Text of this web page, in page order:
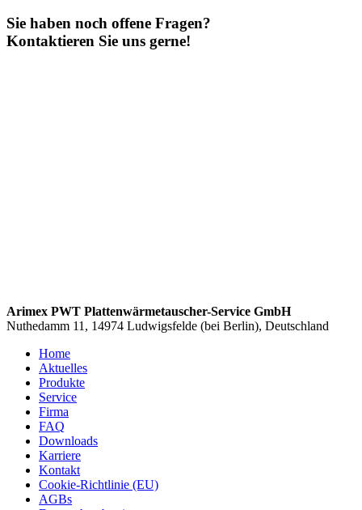
Sie haben noch offene Fragen?
Kontaktieren Sie uns gerne!
Arimex PWT Plattenwärmetauscher-Service GmbH
Nuthedamm 11, 14974 Ludwigsfelde (bei Berlin), Deutschland
Home
Aktuelles
Produkte
Service
Firma
FAQ
Downloads
Karriere
Kontakt
Cookie-Richtlinie (EU)
AGBs